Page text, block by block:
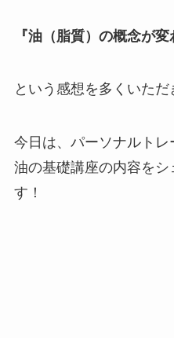
『油（脂質）の概念が変
という感想を多くいただ
今日は、パーソナルトレ
油の基礎講座の内容をシ
す！